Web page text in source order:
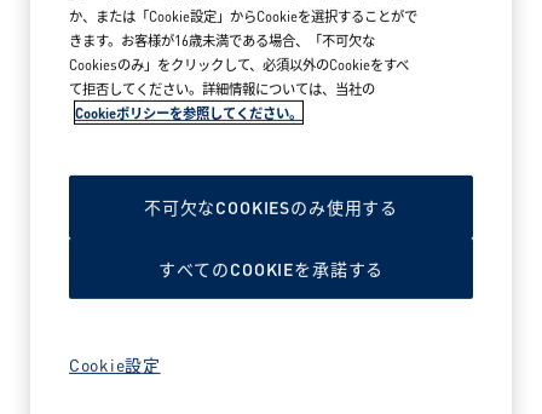
2026年5月18日
ブランドストア オープン
か、または「Cookie設定」からCookieを選択することがで
きます。お客様が16歳未満である場合、「不可欠な
Cookiesのみ」をクリックして、必須以外のCookieをすべ
て拒否してください。詳細情報については、当社の
Cookieポリシーを参照してください。
Cookie設定
不可欠なCOOKIESのみ使用する
すべてのCOOKIEを承諾する